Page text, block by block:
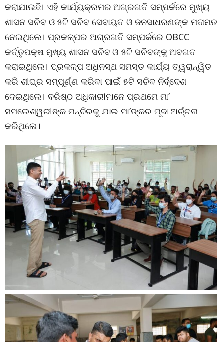
କରାଯାଉଛି। ଏହି କାର୍ଯ୍ୟକ୍ରମର ଅଗ୍ରଗତି ସମ୍ପର୍କରେ ମୁଖ୍ୟ
ଶାସନ ସଚିବ ଓ ୫ଟି ସଚିବ ସେବାୟତ ଓ ଜନସାଧରଣଙ୍କ ମତାମତ
ନେଇଥିଲେ। ପ୍ରକଳ୍ପର ଅଗ୍ରଗତି ସମ୍ପର୍କରେ OBCC
କର୍ତ୍ତୃପକ୍ଷ ମୁଖ୍ୟ ଶାସନ ସଚିବ ଓ ୫ଟି ସଚିବଙ୍କୁ ଅବଗତ
କରାଇଥିଲେ। ପ୍ରକଳ୍ପ ଅଧିନସ୍ଥ ସମସ୍ତ କାର୍ଯ୍ୟ ତ୍ୱରାନ୍ୱିତ
କରି ଶୀଘ୍ର ସମ୍ପୂର୍ଣ୍ଣ କରିବା ପାଇଁ ୫ଟି ସଚିବ ନିର୍ଦ୍ଦେଶ
ଦେଇଥିଲେ। ବରିଷ୍ଠ ଅଧିକାରୀମାନେ ପ୍ରଥମେ ମା’
ସମଲେଶ୍ୱରୀଙ୍କ ମନ୍ଦିରକୁ ଯାଇ ମା’ଙ୍କର ପୂଜା ଅର୍ଚ୍ଚନା
କରିଥିଲେ।